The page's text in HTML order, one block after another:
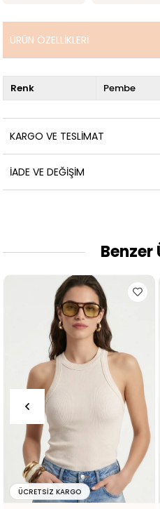
ÜRÜN ÖZELLIKLERI
Renk Pembe
KARGO VE TESLIMAT
İADE VE DEĞIŞIM
Benzer
ÜCRETSIZ KARGO